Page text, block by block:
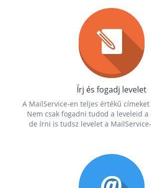
Írj és fogadj levelet
A MailService-en teljes értékű
Nem csak fogadni tudod a leveleid a
de írni is tudsz levelet a